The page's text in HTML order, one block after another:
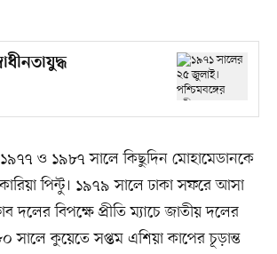
ও ১৯৮৭ সালে কিছুদিন মোহামেডানকে
পিন্টু। ১৯৭৯ সালে ঢাকা সফরে আসা
দলের বিপক্ষে প্রীতি ম্যাচে জাতীয় দলের
সালে কুয়েতে সপ্তম এশিয়া কাপের চূড়ান্ত